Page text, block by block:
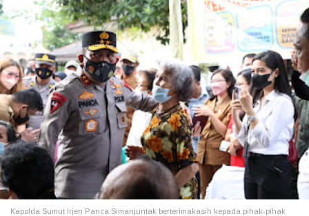
Kapolda Sumut Irjen Panca Simanjuntak berterimakasih kepada pihak-pihak